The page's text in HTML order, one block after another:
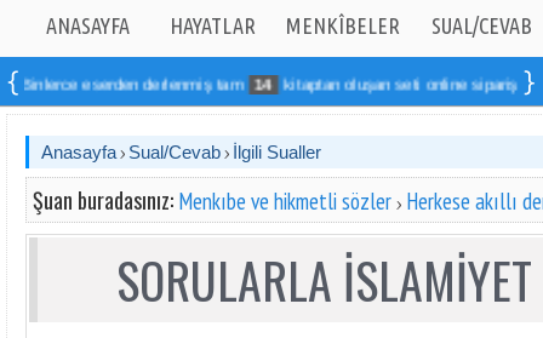
ANASAYFA HAYATLAR MENKÎBELER SUAL/CEVAB
eserden derlenmiş tam 14 kitaptan oluşan seti online sipariş
Anasayfa Sual/Cevab İlgili Sualler
Şuan buradasınız: Menkıbe ve hikmetli sözler Herkese akıllı
SORULARLA